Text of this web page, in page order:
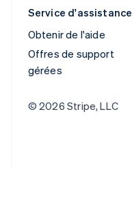
Service d'assistance
Obtenir de l'aide
Offres de support
gérées
© 2026 Stripe, LLC